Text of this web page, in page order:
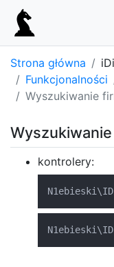
Strona główna
Funkcjonalności
Wyszukiwanie
kontrolery:
N1ebieski \
N1ebieski \